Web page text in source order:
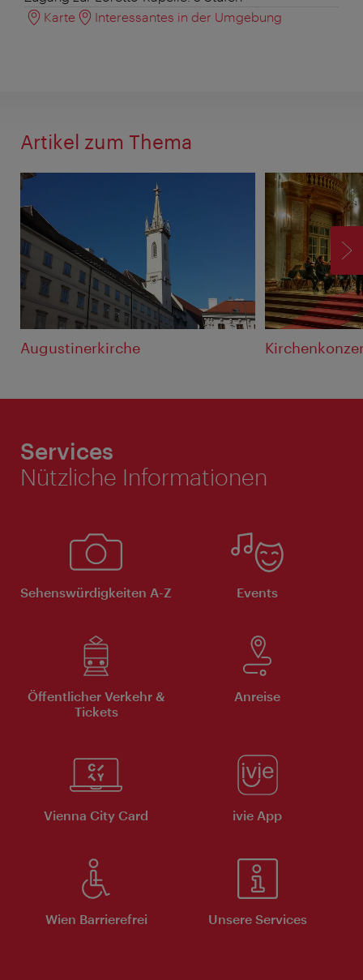
Karte
Interessantes in der Umgebung
Artikel zum Thema
Augustinerkirche
Services
Nützliche Informationen
Sehenswürdigkeiten A-Z Events
Öffentlicher Verkehr &
Tickets
Anreise
Vienna City Card ivie App
Wien Barrierefrei Unsere Services